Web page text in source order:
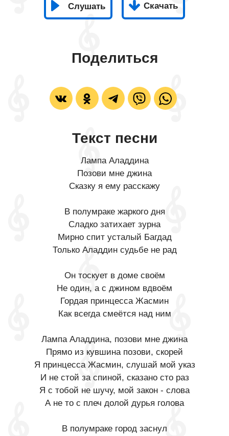
Слушать Скачать
Поделиться
Текст песни
Лампа Аладдина
Позови мне джина
Сказку я ему расскажу
В полумраке жаркого дня
Сладко затихает зурна
Мирно спит усталый Багдад
Только Аладдин судьбе не рад
Он тоскует в доме своём
Не один, а с джином вдвоём
Гордая принцесса Жасмин
Как всегда смеётся над ним
Лампа Аладдина, позови мне джина
Прямо из кувшина позови, скорей
Я принцесса Жасмин, слушай мой указ
И не стой за спиной, сказано сто раз
Я с тобой не шучу, мой закон - слова
А не то с плеч долой дурья голова
В полумраке город заснул